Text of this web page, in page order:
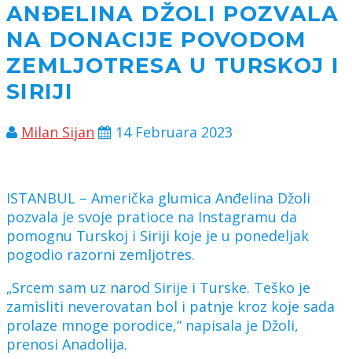
ANĐELINA DŽOLI POZVALA
NA DONACIJE POVODOM
ZEMLJOTRESA U TURSKOJ I
SIRIJI
Milan Sijan 14 Februara 2023
ISTANBUL – Američka glumica Anđelina Džoli
pozvala je svoje pratioce na Instagramu da
pomognu Turskoj i Siriji koje je u ponedeljak
pogodio razorni zemljotres.
„Srcem sam uz narod Sirije i Turske. Teško je
zamisliti neverovatan bol i patnje kroz koje sada
prolaze mnoge porodice,“ napisala je Džoli,
prenosi Anadolija.